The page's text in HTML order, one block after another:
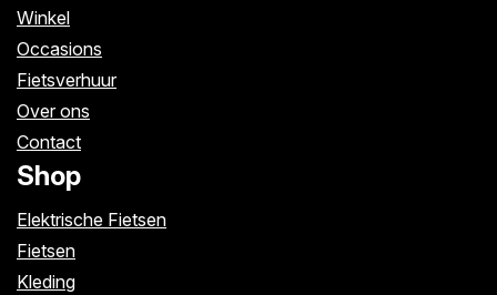
Winkel
Occasions
Fietsverhuur
Over ons
Contact
Shop
Elektrische Fietsen
Fietsen
Kleding